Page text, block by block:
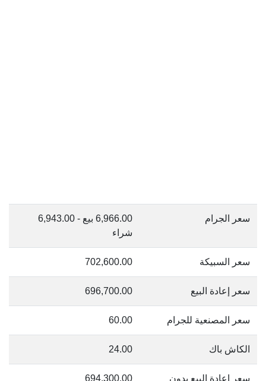
سعر الجرام
6,966.00 بيع - 6,943.00
شراء
سعر السبيكة 702,600.00
سعر إعادة البيع 696,700.00
سعر المصنعية للجرام 60.00
الكاش باك 24.00
سعر إعادة البيع بدون 694,300.00